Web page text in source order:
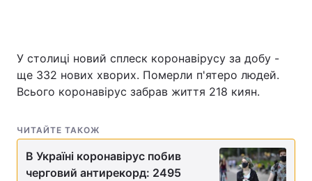
У столиці новий сплеск коронавірусу за добу -
ще 332 нових хворих. Померли п'ятеро людей.
Всього коронавірус забрав життя 218 киян.
ЧИТАЙТЕ ТАКОЖ
В Україні коронавірус побив
черговий антирекорд: 2495